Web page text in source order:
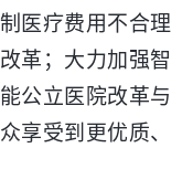
医疗费用不合理
革；大力加强智
公立医院改革与
享受到更优质、